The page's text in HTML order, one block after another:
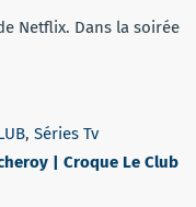
Netflix. Dans la soirée
, Séries Tv
| Croque Le Club